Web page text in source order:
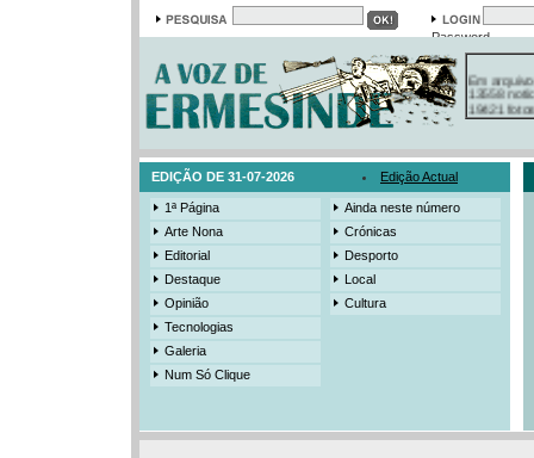
Password
Em arquivo
13558
19421
385
EDIÇÃO DE 31-07-2026 Edição Actual
1ª Página
Arte Nona
Editorial
Destaque
Opinião
Tecnologias
Galeria
Num Só Clique
Ainda neste número
Crónicas
Desporto
Local
Cultura